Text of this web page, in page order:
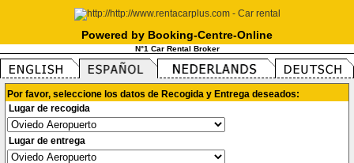
Powered by Booking-Centre-Online
N°1 Car Rental Broker
Por favor, seleccione los datos de Recogida y Entrega deseados:
Lugar de recogida
Lugar de entrega